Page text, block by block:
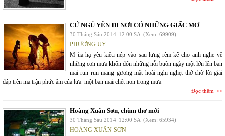
CỨ NGỦ YÊN ĐI NƠI CÓ NHỮNG GIẤC MƠ
30 Tháng Sáu 2014 12:00 SA (Xem: 69909)
PHƯƠNG UY
M ùa hạ yêu kiều nép vào sau lưng rèm kể cho anh nghe về
những cơn mưa khốn đốn những nỗi buồn ngày một lớn lên ban
mai run run mang gương mặt hoài nghi nghẹt thở chờ lời giải
đáp trên ma trận phức âm của lửa một ban mai chết non trong mưa
Đọc thêm
Hoàng Xuân Sơn, chùm thơ mới
30 Tháng Sáu 2014 12:00 SA (Xem: 65934)
HOÀNG XUÂN SƠN